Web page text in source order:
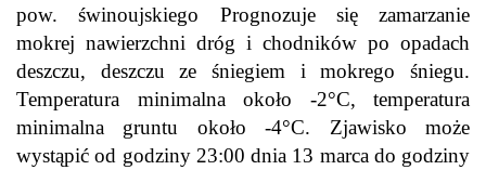
pow. świnoujskiego Prognozuje się zamarzanie
mokrej nawierzchni dróg i chodników po opadach
deszczu, deszczu ze śniegiem i mokrego śniegu.
Temperatura minimalna około -2°C, temperatura
minimalna gruntu około -4°C. Zjawisko może
wystąpić od godziny 23:00 dnia 13 marca do godziny